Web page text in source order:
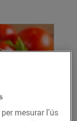
mesurar l’ús